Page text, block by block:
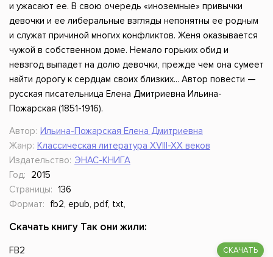
и ужасают ее. В свою очередь «иноземные» привычки
девочки и ее либеральные взгляды непонятны ее родным
и служат причиной многих конфликтов. Женя оказывается
чужой в собственном доме. Немало горьких обид и
невзгод выпадет на долю девочки, прежде чем она сумеет
найти дорогу к сердцам своих близких... Автор повести —
русская писательница Елена Дмитриевна Ильина-
Пожарская (1851-1916).
Автор: Ильина-Пожарская Елена Дмитриевна
Жанр: Классическая литература XVIII-XX веков
Издательство: ЭНАС-КНИГА
Год:
2015
Страницы: 136
Формат:
fb2, epub, pdf, txt,
Скачать книгу Так они жили:
FB2 СКАЧАТЬ